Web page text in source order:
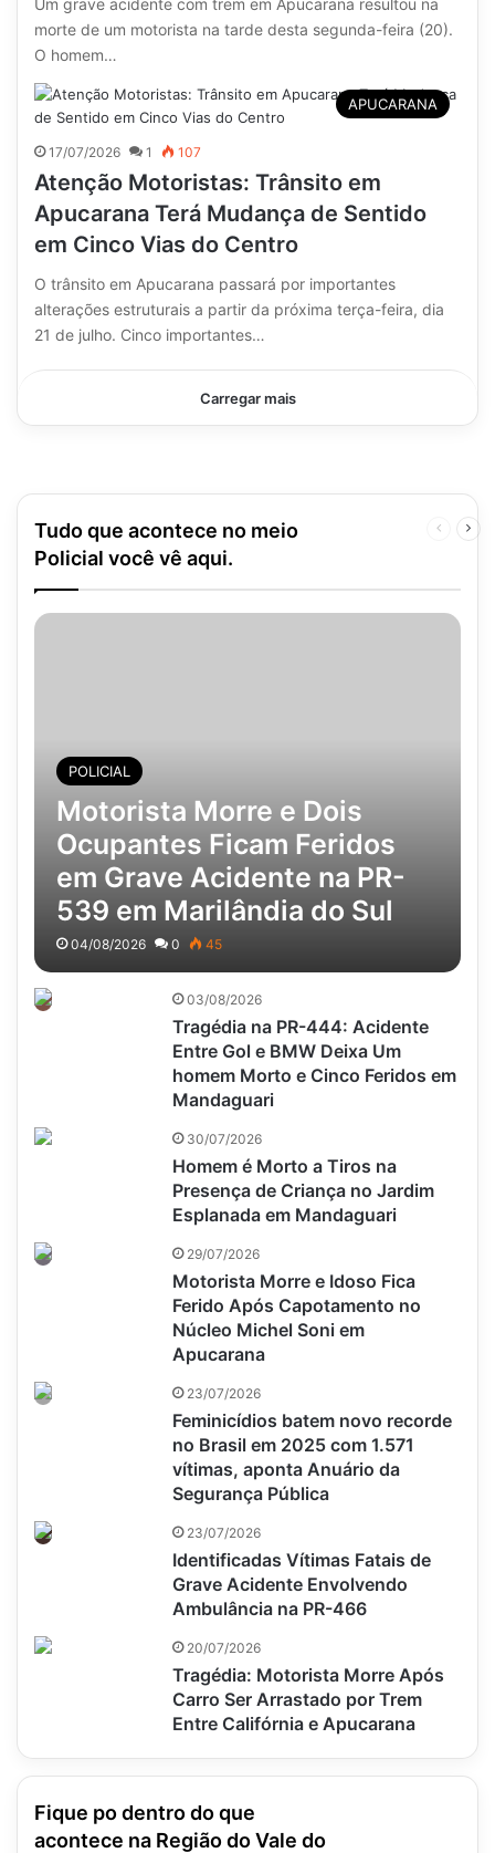
Um grave acidente com trem em Apucarana resultou na
morte de um motorista na tarde desta segunda-feira (20).
O homem…
APUCARANA
17/07/2026 1 107
Atenção Motoristas: Trânsito em
Apucarana Terá Mudança de Sentido
em Cinco Vias do Centro
O trânsito em Apucarana passará por importantes
alterações estruturais a partir da próxima terça-feira, dia
21 de julho. Cinco importantes…
Carregar mais
Tudo que acontece no meio
Policial você vê aqui.
Página
POLICIAL
Motorista Morre e Dois
Ocupantes Ficam Feridos
em Grave Acidente na PR-
539 em Marilândia do Sul
04/08/2026 0 45
03/08/2026
Tragédia na PR-444: Acidente
Entre Gol e BMW Deixa Um
homem Morto e Cinco Feridos em
Mandaguari
30/07/2026
Homem é Morto a Tiros na
Presença de Criança no Jardim
Esplanada em Mandaguari
29/07/2026
Motorista Morre e Idoso Fica
Ferido Após Capotamento no
Núcleo Michel Soni em
Apucarana
23/07/2026
Feminicídios batem novo recorde
no Brasil em 2025 com 1.571
vítimas, aponta Anuário da
Segurança Pública
23/07/2026
Identificadas Vítimas Fatais de
Grave Acidente Envolvendo
Ambulância na PR-466
20/07/2026
Tragédia: Motorista Morre Após
Carro Ser Arrastado por Trem
Entre Califórnia e Apucarana
Fique po dentro do que
acontece na Região do Vale do